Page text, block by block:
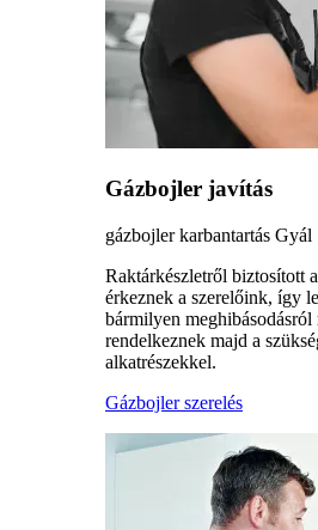
Gázbojler javítás
gázbojler karbantartás Gyál
Raktárkészletről biztosított
érkeznek a szerelőink, így
bármilyen meghibásodásról
rendelkeznek majd a
alkatrészekkel.
Gázbojler szerelés